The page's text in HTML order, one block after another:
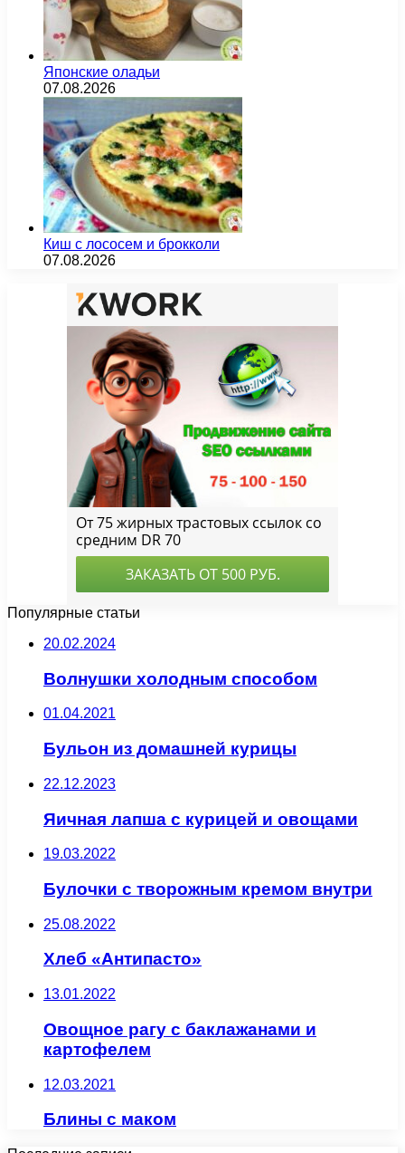
Японские оладьи
07.08.2026
Киш с лососем и брокколи
07.08.2026
Популярные статьи
20.02.2024
Волнушки холодным способом
01.04.2021
Бульон из домашней курицы
22.12.2023
Яичная лапша с курицей и овощами
19.03.2022
Булочки с творожным кремом внутри
25.08.2022
Хлеб «Антипасто»
13.01.2022
Овощное рагу с баклажанами и
картофелем
12.03.2021
Блины с маком